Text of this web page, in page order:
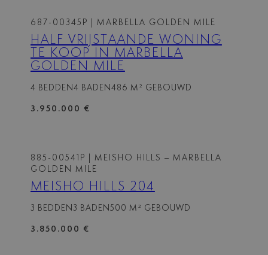
687-00345P | MARBELLA GOLDEN MILE
HALF VRIJSTAANDE WONING
TE KOOP IN MARBELLA
GOLDEN MILE
4 BEDDEN 4 BADEN 486 M² GEBOUWD
3.950.000 €
885-00541P
| MEISHO HILLS – MARBELLA
GOLDEN MILE
MEISHO HILLS 204
3 BEDDEN 3 BADEN 500 M² GEBOUWD
3.850.000 €